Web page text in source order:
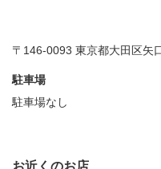
〒146-0093 東京都大田区矢
駐車場
駐車場なし